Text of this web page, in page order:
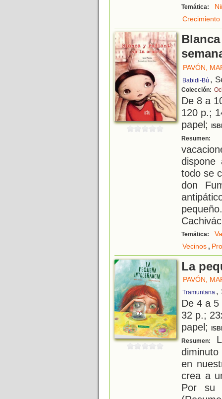
Temática:
Crecimiento
PAVÓN,
Babidi-Bú ,
Colección:
De 8 a
120 p.;
papel;
Resumen:
dispone
todo se
don
Temática:
Vecinos,
La
PAVÓN,
Tramuntana ,
De 4 a
32 p.;
papel;
Resumen:
diminuto
en
crea a
Por su